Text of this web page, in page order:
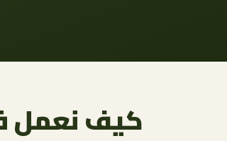
كيف نعمل